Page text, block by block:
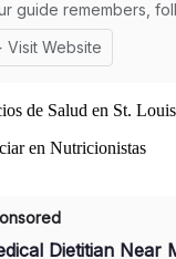
de Salud en St.
en Nutricionistas